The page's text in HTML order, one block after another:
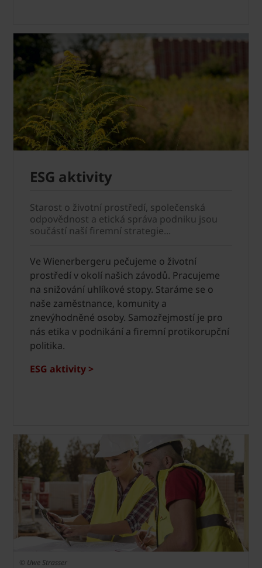
ESG aktivity
Starost o životní prostředí, společenská
odpovědnost a etická správa podniku jsou
součástí naší firemní strategie...
Ve Wienerbergeru pečujeme o životní
prostředí v okolí našich závodů. Pracujeme
na snižování uhlíkové stopy. Staráme se o
naše zaměstnance, komunity a
znevýhodněné osoby. Samozřejmostí je pro
nás etika v podnikání a firemní protikorupční
politika.
ESG aktivity >
© Uwe Strasser